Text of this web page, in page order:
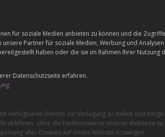
für soziale Medien anbieten zu können und die
Partner für soziale Medien, Werbung und
haben oder die sie im Rahmen Ihrer Nutzung
Datenschutzseite erfahren.
verfügbaren Dienste zur Verfügung zu stellen und
ohne die Funktionsweise unserer Webseite
aller Cookies auf dieser Website erzwingen.